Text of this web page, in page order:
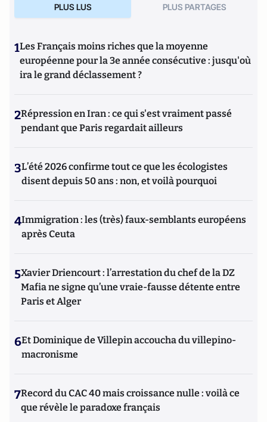
PLUS LUS PLUS PARTAGES
1Les Français moins riches que la moyenne
européenne pour la 3e année consécutive : jusqu'où
ira le grand déclassement ?
2Répression en Iran : ce qui s'est vraiment passé
pendant que Paris regardait ailleurs
3L’été 2026 confirme tout ce que les écologistes
disent depuis 50 ans : non, et voilà pourquoi
4Immigration : les (très) faux-semblants européens
après Ceuta
5Xavier Driencourt : l’arrestation du chef de la DZ
Mafia ne signe qu’une vraie-fausse détente entre
Paris et Alger
6Et Dominique de Villepin accoucha du villepino-
macronisme
7Record du CAC 40 mais croissance nulle : voilà ce
que révèle le paradoxe français